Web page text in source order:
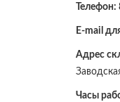
Телефон:
E-mail
Адрес
Часы